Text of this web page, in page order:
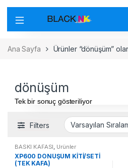
Ana Sayfa Ürünler “dönüşüm”
dönüşüm
Tek bir sonuç gösteriliyor
Filters
BASKI KAFASI, Ürünler
XP600 DÖNÜŞÜM KİTİ/SETİ
(TEK KAFA)